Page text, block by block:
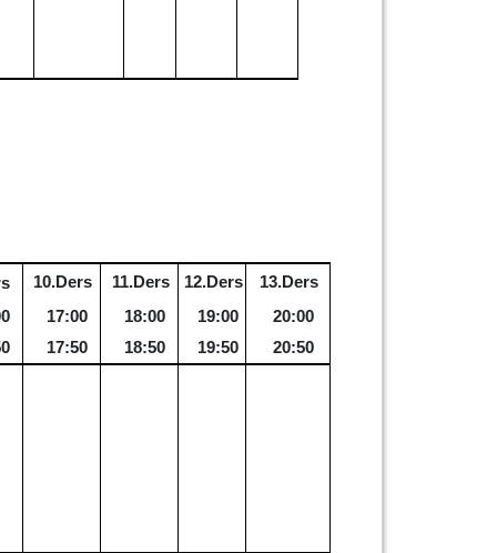
10.Ders 11.Ders 12.Ders
13.Ders
17:00
17:50
18:00
18:50
19:00
19:50
20:00
20:50